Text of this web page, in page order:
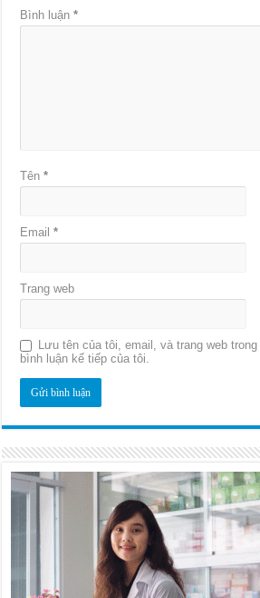
Bình luận*
Tên*
Email*
Trang web
Lưu tên của tôi, email, và trang web
bình luận kế tiếp của tôi.